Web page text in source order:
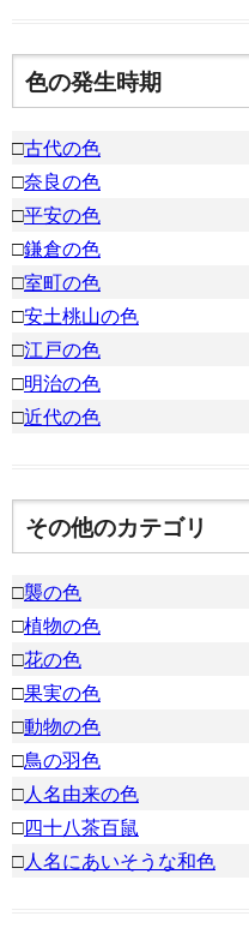
色の発生時期
□古代の色
□奈良の色
□平安の色
□鎌倉の色
□室町の色
□安土桃山の色
□江戸の色
□明治の色
□近代の色
その他のカテゴリ
□襲の色
□植物の色
□花の色
□果実の色
□動物の色
□鳥の羽色
□人名由来の色
□四十八茶百鼠
□人名にあいそうな和色